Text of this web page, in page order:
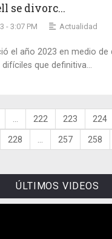
se divorc...
- 3:07 PM Actualidad
el año 2023 en medio de
que definitiva...
222 223 224
228 257 258
ÚLTIMOS VIDEOS